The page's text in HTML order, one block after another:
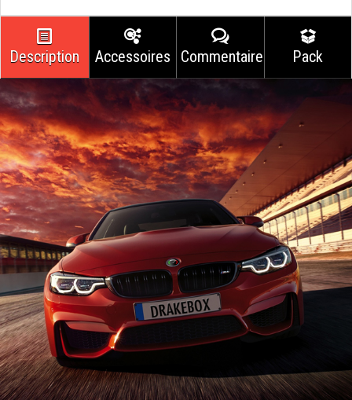
Description Accessoires Commentaires Pack